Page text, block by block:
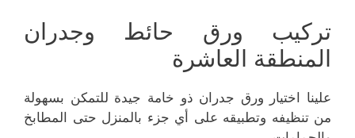
تركيب ورق حائط وجدران
المنطقة العاشرة
علينا اختيار ورق جدران ذو خامة جيدة للتمكن بسهولة
من تنظيفه وتطبيقه على أي جزء بالمنزل حتى المطابخ